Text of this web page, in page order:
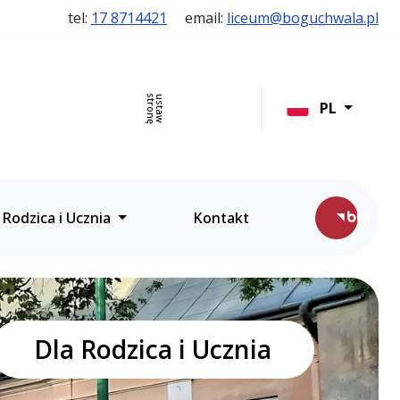
tel: 17 8714421 email: liceum@boguchwala.pl
w Boguchwale
PL
ustaw
stronę
i Ucznia Kontakt
Dla Rodzica i Ucznia